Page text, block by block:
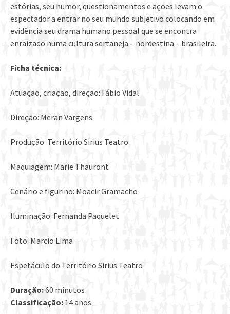
estórias, seu humor, questionamentos e ações levam o
espectador a entrar no seu mundo subjetivo colocando em
evidência seu drama humano pessoal que se encontra
enraizado numa cultura sertaneja – nordestina – brasileira.
Ficha técnica:
Atuação, criação, direção: Fábio Vidal
Direção: Meran Vargens
Produção: Território Sirius Teatro
Maquiagem: Marie Thauront
Cenário e figurino: Moacir Gramacho
Iluminação: Fernanda Paquelet
Foto: Marcio Lima
Espetáculo do Território Sirius Teatro
Duração:60 minutos
Classificação: 14 anos